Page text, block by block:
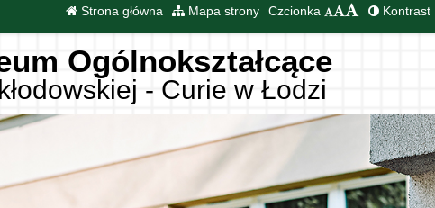
Strona główna Mapa strony Czcionka Kontrast
Ogólnokształcące
- Curie w Łodzi